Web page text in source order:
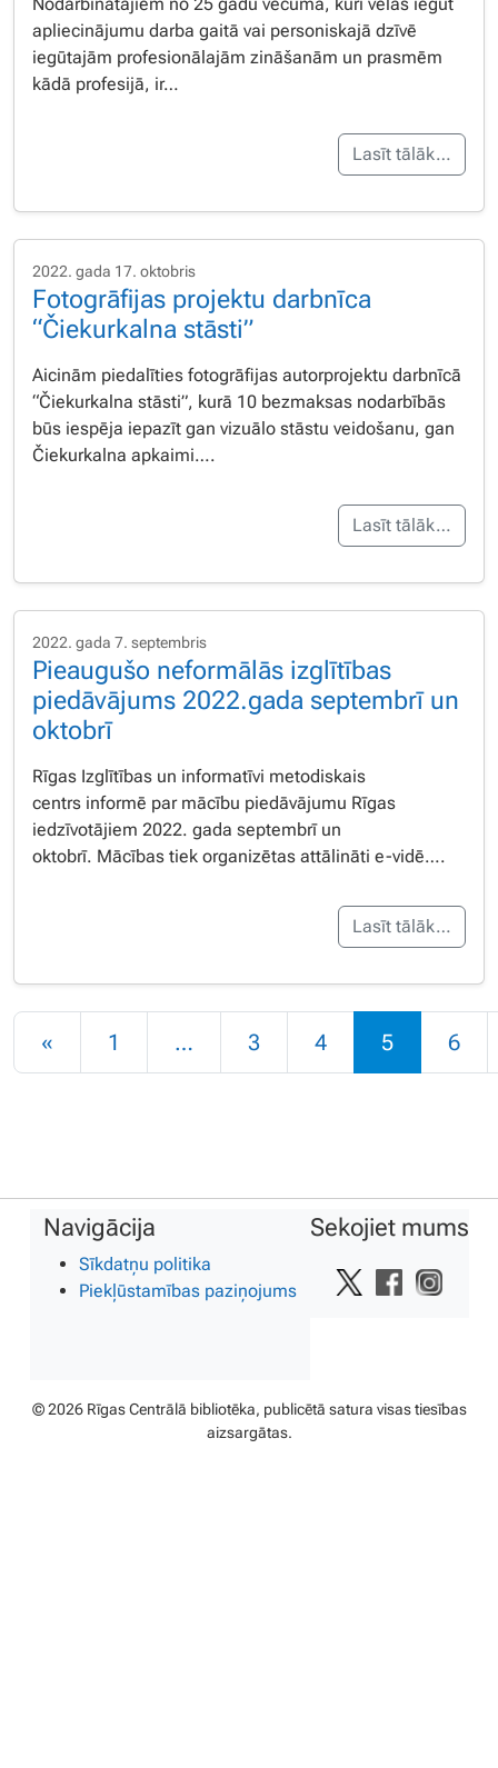
apliecinājumu darba gaitā vai personiskajā dzīvē
iegūtajām profesionālajām zināšanām un prasmēm
kādā profesijā, ir…
Lasīt tālāk…
2022. gada 17. oktobris
Fotogrāfijas projektu darbnīca
“Čiekurkalna stāsti”
Aicinām piedalīties fotogrāfijas autorprojektu darbnīcā
“Čiekurkalna stāsti”, kurā 10 bezmaksas nodarbībās
būs iespēja iepazīt gan vizuālo stāstu veidošanu, gan
Čiekurkalna apkaimi….
Lasīt tālāk…
2022. gada 7. septembris
Pieaugušo neformālās izglītības
piedāvājums 2022.gada septembrī un
oktobrī
Rīgas Izglītības un informatīvi metodiskais
centrs informē par mācību piedāvājumu Rīgas
iedzīvotājiem 2022. gada septembrī un
oktobrī. Mācības tiek organizētas attālināti e-vidē….
Lasīt tālāk…
Rakstu navigācija
« 1 … 3 4 5 6
Navigācija
Sīkdatņu politika
Piekļūstamības paziņojums
Sekojiet mums
© 2026 Rīgas Centrālā bibliotēka, publicētā satura visas tiesības
aizsargātas.